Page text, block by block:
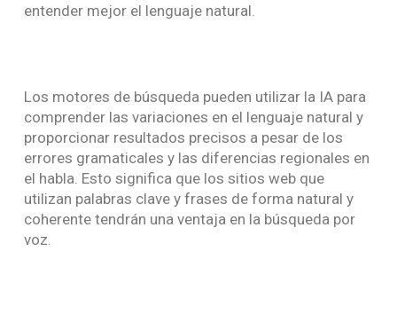
entender mejor el lenguaje natural.
Los motores de búsqueda pueden utilizar la IA para
comprender las variaciones en el lenguaje natural y
proporcionar resultados precisos a pesar de los
errores gramaticales y las diferencias regionales en
el habla. Esto significa que los sitios web que
utilizan palabras clave y frases de forma natural y
coherente tendrán una ventaja en la búsqueda por
voz.